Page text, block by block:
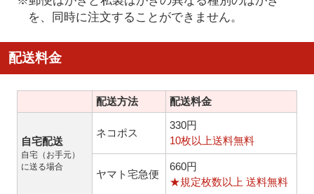
を、同時に注文することができません。
配送料金
配送方法 配送料金
自宅配送
自宅（お手元）
に送る場合
ネコポス
330円
10枚以上送料無料
ヤマト宅急便
660円
★規定枚数以上 送料無料